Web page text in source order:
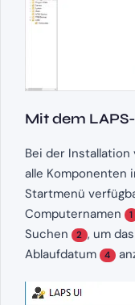
Mit dem
Bei der Installation
alle Komponenten
Startmenü
Computernamen
1
Suchen
2 , um
Ablaufdatum
4